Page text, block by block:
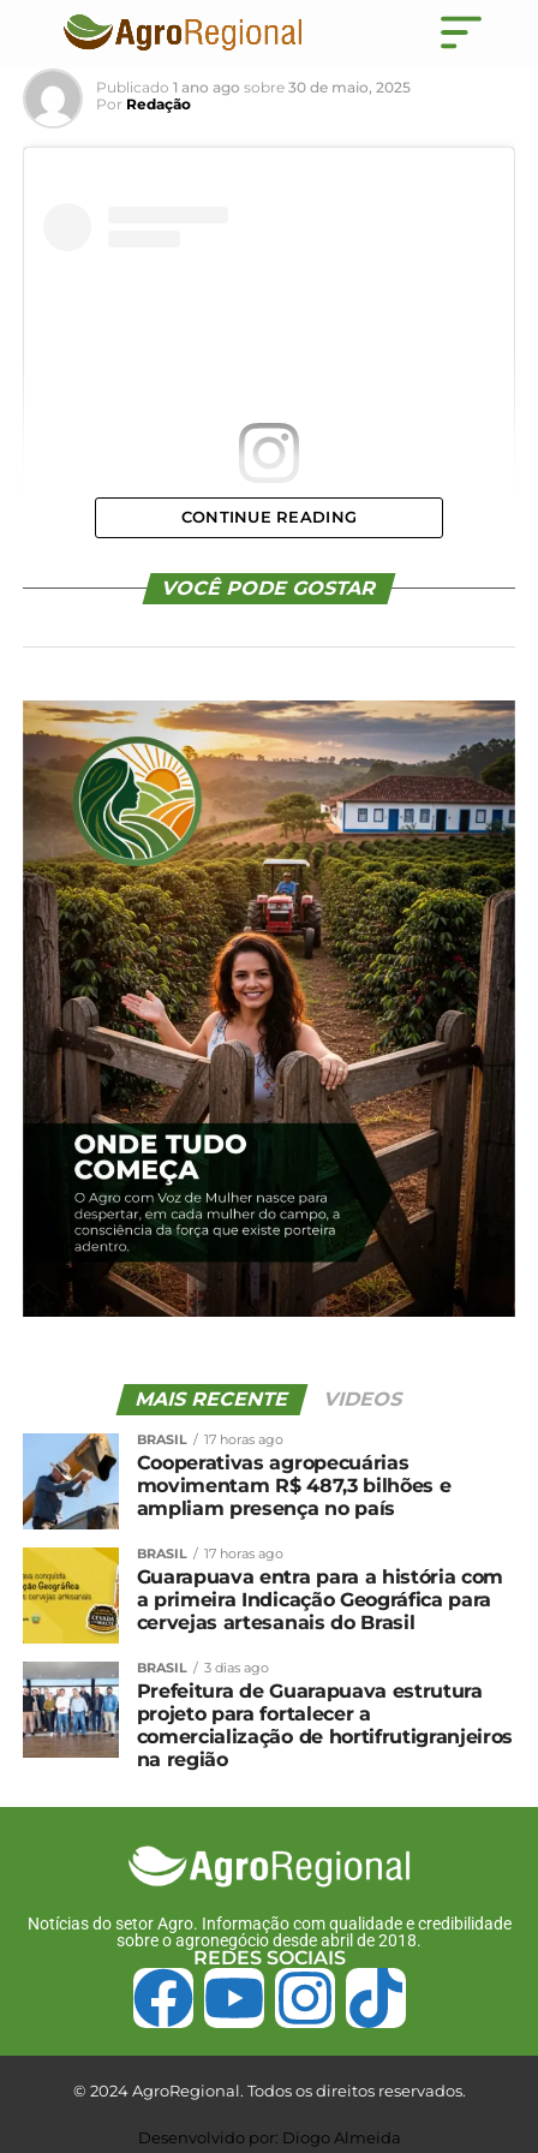
é Ganhar
Publicado 1 ano ago sobre 30 de maio, 2025
Por Redação
View this post on Instagram
A post shared by AgroRegional (@agroregional)
Relacionado
Cresol Grandes Lagos
PS/SP inaugura novo
Centro Administrativo
8 de julho, 2024
Post similar
Cresol Grandes Lagos
PR/SP lança Plano Safra
24/25
15 de julho, 2024
Post similar
Produção de vinhos finos
está ganhando destaque
em Guarapuava
30 de maio, 2025
Post similar
TÓPICOS RELACIONADOS:
CONTINUE READING
VOCÊ PODE GOSTAR
MAIS RECENTE VIDEOS
BRASIL 17 horas ago
Cooperativas agropecuárias
movimentam R$ 487,3 bilhões e
ampliam presença no país
BRASIL 17 horas ago
Guarapuava entra para a história com
a primeira Indicação Geográfica para
cervejas artesanais do Brasil
BRASIL 3 dias ago
Prefeitura de Guarapuava estrutura
projeto para fortalecer a
comercialização de hortifrutigranjeiros
na região
Notícias do setor Agro. Informação com qualidade e credibilidade
sobre o agronegócio desde abril de 2018.
REDES SOCIAIS
© 2024 AgroRegional. Todos os direitos reservados.
Desenvolvido por: Diogo Almeida